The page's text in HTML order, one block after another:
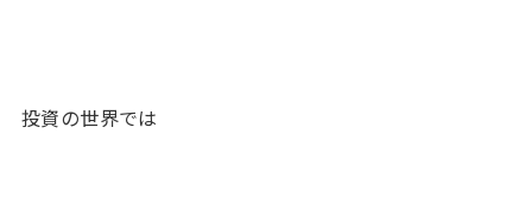
投資の世界では